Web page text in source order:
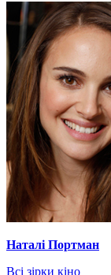
Наталі Портман
Всі зірки кіно